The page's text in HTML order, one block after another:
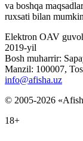
va boshqa
ruxsati bilan
Elektron OAV
2019-yil
Bosh muharrir:
Manzil: 100007,
info@afisha.uz
© 2005-2026
18+